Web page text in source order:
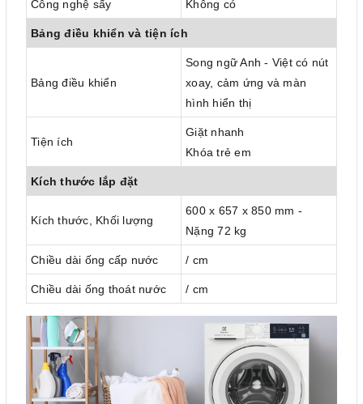
Công nghệ sấy Không có
Bảng điều khiển và tiện ích
Bảng điều khiển
Song ngữ Anh - Việt có nút
xoay, cảm ứng và màn
hình hiển thị
Tiện ích
Giặt nhanh
Khóa trẻ em
Kích thước lắp đặt
Kích thước, Khối lượng
600 x 657 x 850 mm -
Nặng 72 kg
Chiều dài ống cấp nước / cm
Chiều dài ống thoát nước / cm